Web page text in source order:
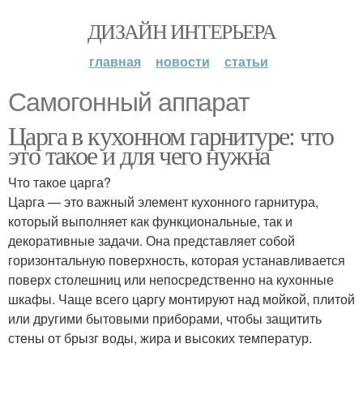
ДИЗАЙН ИНТЕРЬЕРА
главная новости статьи
Самогонный аппарат
Царга в кухонном гарнитуре: что
это такое и для чего нужна
Что такое царга?
Царга — это важный элемент кухонного гарнитура,
который выполняет как функциональные, так и
декоративные задачи. Она представляет собой
горизонтальную поверхность, которая устанавливается
поверх столешниц или непосредственно на кухонные
шкафы. Чаще всего царгу монтируют над мойкой, плитой
или другими бытовыми приборами, чтобы защитить
стены от брызг воды, жира и высоких температур.